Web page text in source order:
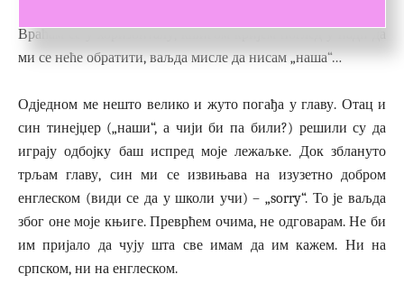
Враћам се у хоризонталу, књигом кријем поглед у нади да
ми се неће обратити, ваљда мисле да нисам „наша“…
Одједном ме нешто велико и жуто погађа у главу. Отац и
син тинејџер („наши“, а чији би па били?) решили су да
играју одбојку баш испред моје лежаљке. Док зблануто
трљам главу, син ми се извињава на изузетно добром
енглеском (види се да у школи учи) – „sorry“. То је ваљда
због оне моје књиге. Преврћем очима, не одговарам. Не би
им пријало да чују шта све имам да им кажем. Ни на
српском, ни на енглеском.